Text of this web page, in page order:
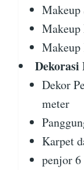
Makeup
Makeup
Makeup
Dekor
meter
Karpet
penjor 6